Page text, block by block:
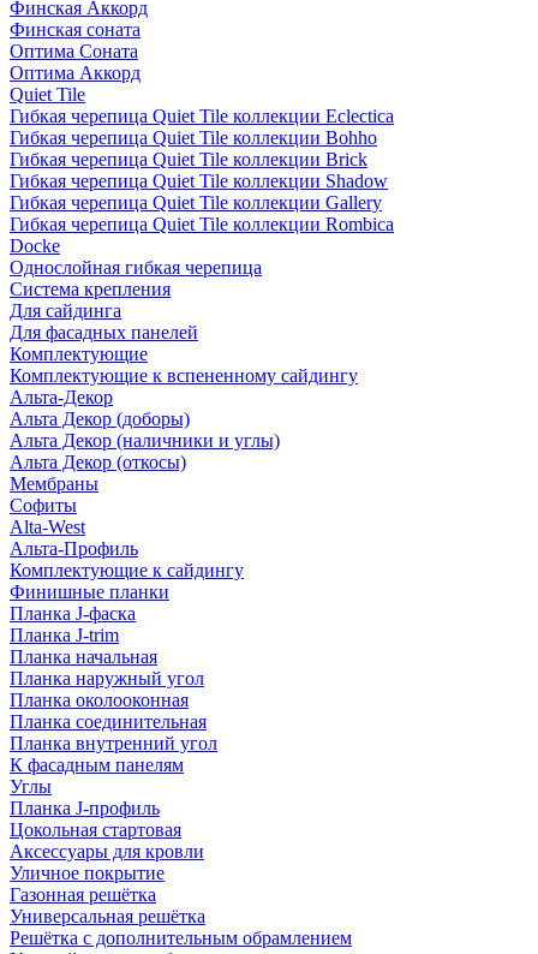
Финская Аккорд
Финская соната
Оптима Соната
Оптима Аккорд
Quiet Tile
Гибкая черепица Quiet Tile коллекции Eclectica
Гибкая черепица Quiet Tile коллекции Bohho
Гибкая черепица Quiet Tile коллекции Brick
Гибкая черепица Quiet Tile коллекции Shadow
Гибкая черепица Quiet Tile коллекции Gallery
Гибкая черепица Quiet Tile коллекции Rombica
Docke
Однослойная гибкая черепица
Система крепления
Для сайдинга
Для фасадных панелей
Комплектующие
Комплектующие к вспененному сайдингу
Альта-Декор
Альта Декор (доборы)
Альта Декор (наличники и углы)
Альта Декор (откосы)
Мембраны
Софиты
Alta-West
Альта-Профиль
Комплектующие к сайдингу
Финишные планки
Планка J-фаска
Планка J-trim
Планка начальная
Планка наружный угол
Планка околооконная
Планка соединительная
Планка внутренний угол
К фасадным панелям
Углы
Планка J-профиль
Цокольная стартовая
Аксессуары для кровли
Уличное покрытие
Газонная решётка
Универсальная решётка
Решётка с дополнительным обрамлением